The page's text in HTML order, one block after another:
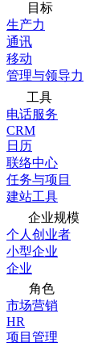
目标
生产力
通讯
移动
管理与领导力
工具
电话服务
CRM
日历
联络中心
任务与项目
建站工具
企业规模
个人创业者
小型企业
企业
角色
市场营销
HR
项目管理